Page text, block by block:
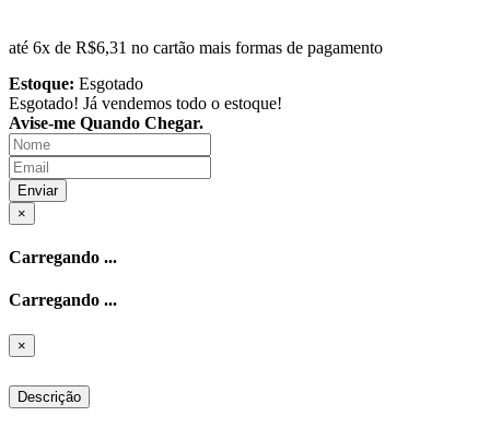
até 6x de R$6,31 no cartão mais formas de pagamento
Estoque: Esgotado
Esgotado! Já vendemos todo o estoque!
Avise-me Quando Chegar.
Enviar
×
Carregando ...
Carregando ...
×
Descrição